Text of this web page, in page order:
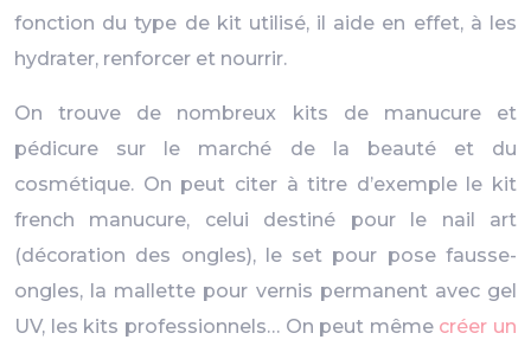
fonction du type de kit utilisé, il aide en effet, à les
hydrater, renforcer et nourrir.
On trouve de nombreux kits de manucure et
pédicure sur le marché de la beauté et du
cosmétique. On peut citer à titre d’exemple le kit
french manucure, celui destiné pour le nail art
(décoration des ongles), le set pour pose fausse-
ongles, la mallette pour vernis permanent avec gel
UV, les kits professionnels… On peut même créer un